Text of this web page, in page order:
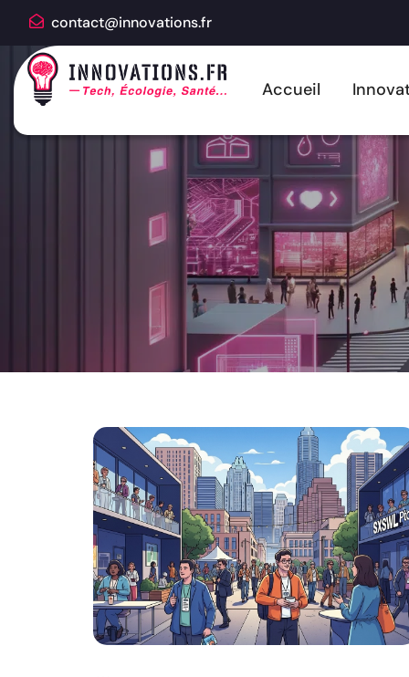
contact@innovations.fr
Accueil